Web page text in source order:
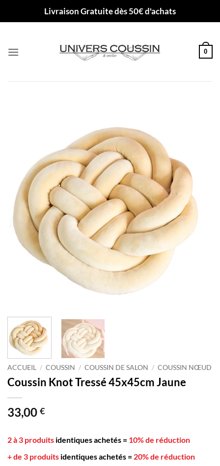
Livraison Gratuite dès 50€ d'achats
0
ACCUEIL / COUSSIN / COUSSIN DE SALON / COUSSIN NŒUD
Coussin Knot Tressé 45x45cm Jaune
33,00 €
2 à 3 produits identiques achetés = 10% de réduction
+ de 3 produits identiques achetés = 20% de réduction